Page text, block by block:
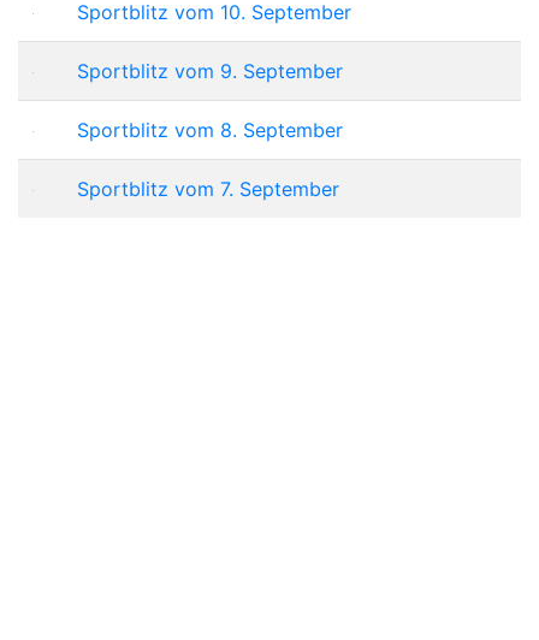
Sportblitz vom 10. September
Sportblitz vom 9. September
Sportblitz vom 8. September
Sportblitz vom 7. September